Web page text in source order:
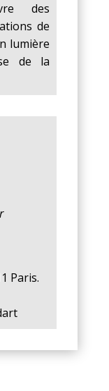
des
de
lumière
de la
Paris.